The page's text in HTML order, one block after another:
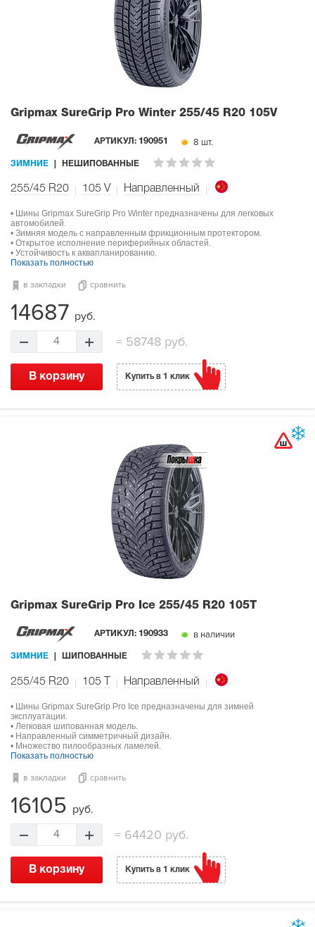
Gripmax SureGrip Pro Winter 255/45 R20 105V
АРТИКУЛ: 190951 8 шт.
ЗИМНИЕ НЕШИПОВАННЫЕ
255/45 R20 105 V Направленный
• Шины Gripmax SureGrip Pro Winter предназначены для легковых
автомобилей.
• Зимняя модель с направленным фрикционным протектором.
• Открытое исполнение периферийных областей.
• Устойчивость к аквапланированию.
Показать полностью
в закладки сравнить
14687 руб.
4 =58748 руб.
В корзину Купить в 1 клик
Gripmax SureGrip Pro Ice 255/45 R20 105T
АРТИКУЛ: 190933 в наличии
ЗИМНИЕ ШИПОВАННЫЕ
255/45 R20 105 Направленный
• Шины Gripmax SureGrip Pro Ice предназначены для зимней
эксплуатации.
• Легковая шипованная модель.
• Направленный симметричный дизайн.
• Множество пилообразных ламелей.
Показать полностью
в закладки сравнить
16105 руб.
4 = 64420 руб.
В корзину Купить в 1 клик